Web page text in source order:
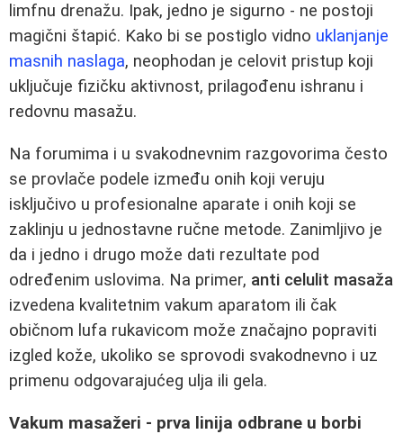
limfnu drenažu. Ipak, jedno je sigurno - ne postoji
magični štapić. Kako bi se postiglo vidno uklanjanje
masnih naslaga, neophodan je celovit pristup koji
uključuje fizičku aktivnost, prilagođenu ishranu i
redovnu masažu.
Na forumima i u svakodnevnim razgovorima često
se provlače podele između onih koji veruju
isključivo u profesionalne aparate i onih koji se
zaklinju u jednostavne ručne metode. Zanimljivo je
da i jedno i drugo može dati rezultate pod
određenim uslovima. Na primer, anti celulit masaža
izvedena kvalitetnim vakum aparatom ili čak
običnom lufa rukavicom može značajno popraviti
izgled kože, ukoliko se sprovodi svakodnevno i uz
primenu odgovarajućeg ulja ili gela.
Vakum masažeri - prva linija odbrane u borbi